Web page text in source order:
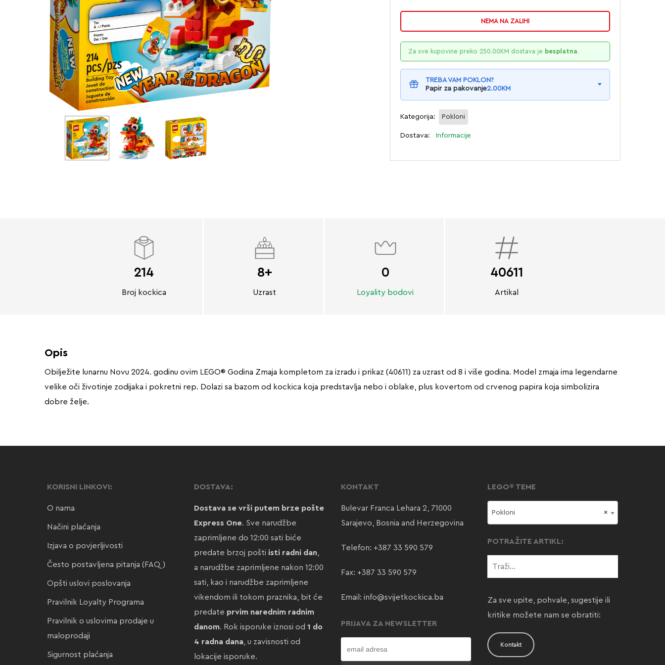
NEMA NA ZALIHI
Za sve kupovine preko 250.00KM dostava je besplatna.
TREBA VAM POKLON?
Papir za pakovanje2.00KM
Kategorija: Pokloni
Dostava: Informacije
214
Broj kockica
8+
Uzrast
0
Loyality bodovi
40611
Artikal
Opis
Obilježite lunarnu Novu 2024. godinu ovim LEGO® Godina Zmaja kompletom za izradu i prikaz (40611) za uzrast od 8 i više godina. Model zmaja ima legendarne
velike oči životinje zodijaka i pokretni rep. Dolazi sa bazom od kockica koja predstavlja nebo i oblake, plus kovertom od crvenog papira koja simbolizira
dobre želje.
KORISNI LINKOVI:
O nama
Načini plaćanja
Izjava o povjerljivosti
Često postavljena pitanja (FAQ)
Opšti uslovi poslovanja
Pravilnik Loyalty Programa
Pravilnik o uslovima prodaje u
maloprodaji
Sigurnost plaćanja
DOSTAVA:
Dostava se vrši putem brze pošte
Express One. Sve narudžbe
zaprimljene do 12:00 sati biće
predate brzoj pošti isti radni dan,
a narudžbe zaprimljene nakon 12:00
sati, kao i narudžbe zaprimljene
vikendom ili tokom praznika, bit će
predate prvim narednim radnim
danom. Rok isporuke iznosi od 1 do
4 radna dana, u zavisnosti od
lokacije isporuke.
KONTAKT
Bulevar Franca Lehara 2, 71000
Sarajevo, Bosnia and Herzegovina
Telefon: +387 33 590 579
Fax: +387 33 590 579
Email: info@svijetkockica.ba
PRIJAVA ZA NEWSLETTER
LEGO® TEME
×
Pokloni
POTRAŽITE ARTIKL:
Za sve upite, pohvale, sugestije ili
kritike možete nam se obratiti:
Kontakt